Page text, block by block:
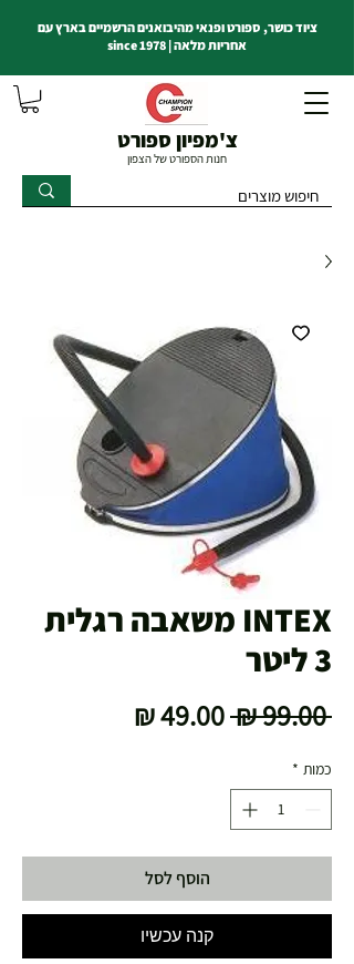
צ'מפיון ספורט
חנות הספורט של הצפון
ציוד כושר, ספורט ופנאי מהיבואנים הרשמיים בארץ עם
אחריות מלאה | since 1978
INTEX משאבה רגלית
3 ליטר
‏99.00 ‏₪
מחיר
כמות *
הוסף לסל
קנה עכשיו